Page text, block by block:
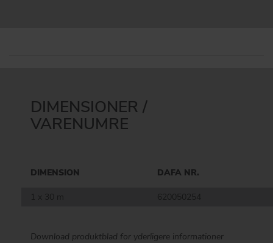
DIMENSIONER /
VARENUMRE
DIMENSION DAFA NR.
Download produktblad for yderligere informationer